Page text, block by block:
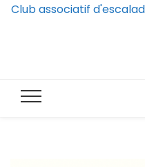
Club associatif